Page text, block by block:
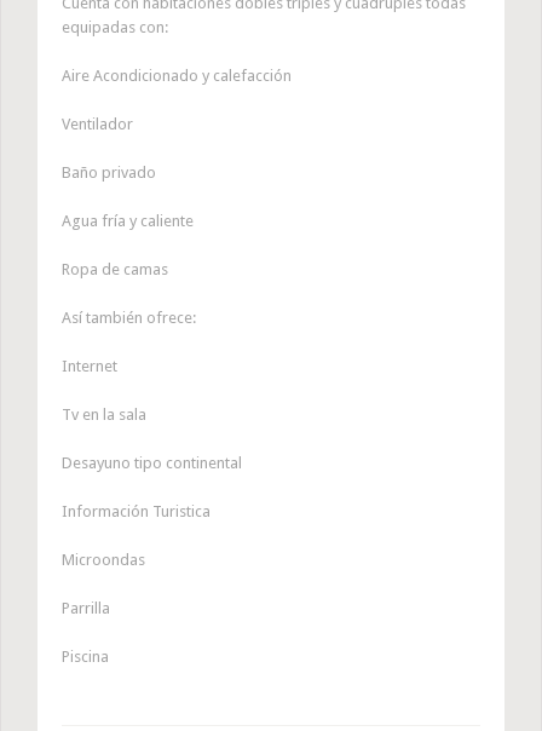
equipadas con:
Aire Acondicionado y calefacción
Ventilador
Baño privado
Agua fría y caliente
Ropa de camas
Así también ofrece:
Internet
Tv en la sala
Desayuno tipo continental
Información Turistica
Microondas
Parrilla
Piscina